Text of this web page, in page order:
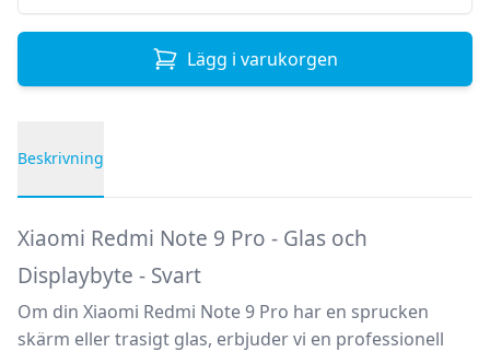
Lägg i varukorgen
Beskrivning
Xiaomi Redmi Note 9 Pro - Glas och
Displaybyte - Svart
Om din Xiaomi Redmi Note 9 Pro har en sprucken
skärm eller trasigt glas, erbjuder vi en professionell